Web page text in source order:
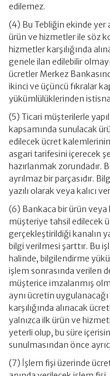
edilemez.
(4) Bu Tebliğin ekinde yer
ürün ve hizmetler ile söz
hizmetler karşılığında
genele ilan edilebilir
ücretler Merkez
ikinci ve üçüncü fıkralar
yükümlülüklerinden
(5) Ticari müşterilerle
kapsamında sunulacak
edilecek ücret
asgari tarifesini içerecek
hazırlanmak zorundadır.
ayrılmaz bir parçasıdır.
yazılı olarak veya kalıcı
(6) Bankaca bir ürün
müşteriye tahsil edilecek
gerçekleştirildiği kanalın
bilgi verilmesi şarttır. Bu
halinde, bilgilendirme
işlem sonrasında verilen
müşterice imzalanmış
aynı ücretin
karşılığında alınacak
yalnızca ilk ürün ve
yeterli olup, bu süre
sunulmasından önce
(7) İşlem fişi üzerinde